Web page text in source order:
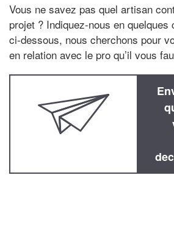
Vous ne savez pas quel artisan
projet ? Indiquez-nous en
ci-dessous, nous cherchons pour
en relation avec le pro qu’il vous